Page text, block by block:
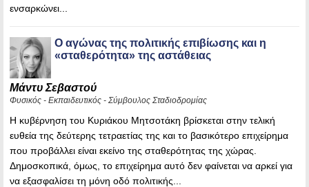
ενσαρκώνει...
Ο αγώνας της πολιτικής επιβίωσης και η
«σταθερότητα» της αστάθειας
Μάντυ Σεβαστού
Φυσικός - Εκπαιδευτικός - Σύμβουλος Σταδιοδρομίας
Η κυβέρνηση του Κυριάκου Μητσοτάκη βρίσκεται στην τελική
ευθεία της δεύτερης τετραετίας της και το βασικότερο επιχείρημα
που προβάλλει είναι εκείνο της σταθερότητας της χώρας.
Δημοσκοπικά, όμως, το επιχείρημα αυτό δεν φαίνεται να αρκεί για
να εξασφαλίσει τη μόνη οδό πολιτικής...